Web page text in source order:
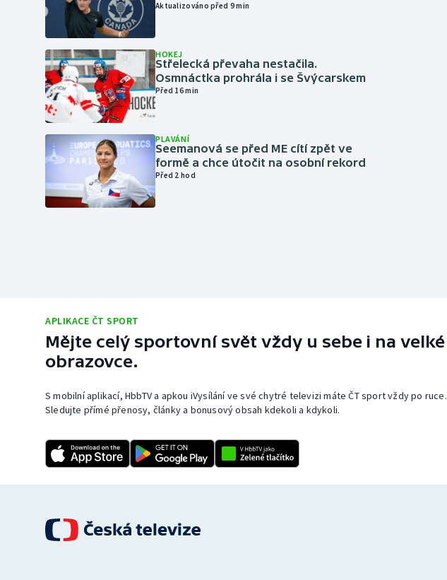
Aktualizováno před 9 min
HOKEJ
Střelecká převaha nestačila.
Osmnáctka prohrála i se Švýcarskem
Před 16 min
PLAVÁNÍ
Seemanová se před ME cítí zpět ve
formě a chce útočit na osobní rekord
Před 2 hod
APLIKACE ČT SPORT
Mějte celý sportovní svět vždy u sebe i na velké
obrazovce.
S mobilní aplikací, HbbTV a apkou iVysílání ve své chytré televizi máte ČT sport vždy po ruce.
Sledujte přímé přenosy, články a bonusový obsah kdekoli a kdykoli.